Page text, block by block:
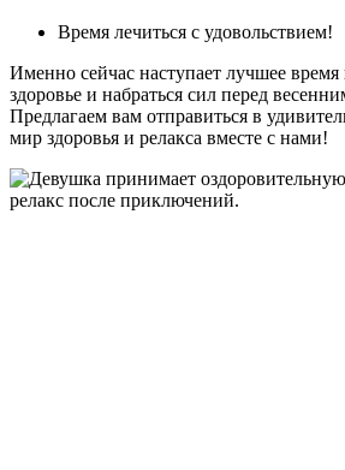
Время лечиться с удовольствием!
Именно сейчас наступает лучшее время
здоровье и набраться сил перед
Предлагаем вам отправиться в
мир здоровья и релакса вместе с нами!